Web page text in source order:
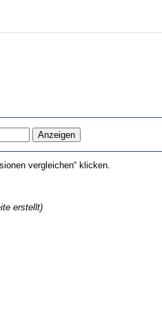
vergleichen“ klicken.
erstellt)